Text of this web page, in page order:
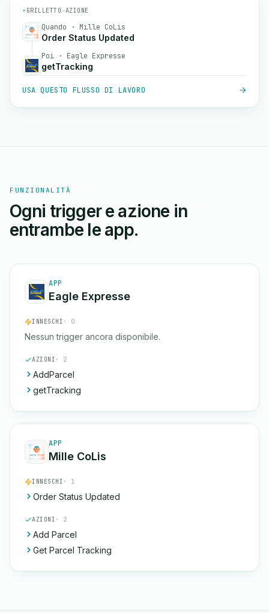
⚡ GRILLETTO→AZIONE
Quando · Mille CoLis
Order Status Updated
Poi · Eagle Expresse
getTracking
USA QUESTO FLUSSO DI LAVORO
FUNZIONALITÀ
Ogni trigger e azione in
entrambe le app.
APP
Eagle Expresse
INNESCHI · 0
Nessun trigger ancora disponibile.
AZIONI · 2
AddParcel
getTracking
APP
Mille CoLis
INNESCHI · 1
Order Status Updated
AZIONI · 2
Add Parcel
Get Parcel Tracking